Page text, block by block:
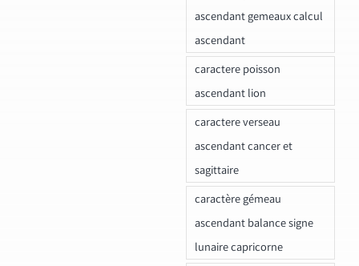
ascendant gemeaux calcul
ascendant
caractere poisson
ascendant lion
caractere verseau
ascendant cancer et
sagittaire
caractère gémeau
ascendant balance signe
lunaire capricorne